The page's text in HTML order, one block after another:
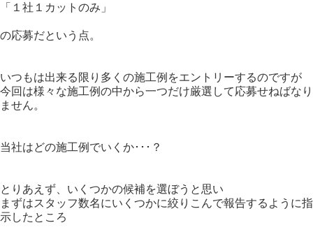
「１社１カットのみ」
の応募だという点。
いつもは出来る限り多くの施工例をエントリーするのですが
今回は様々な施工例の中から一つだけ厳選して応募せねばなり
ません。
当社はどの施工例でいくか･･･？
とりあえず、いくつかの候補を選ぼうと思い
まずはスタッフ数名にいくつかに絞りこんで報告するように指
示したところ